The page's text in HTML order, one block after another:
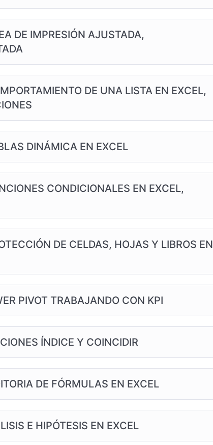
DE IMPRESIÓN AJUSTADA,
DE UNA LISTA EN EXCEL,
DINÁMICA EN EXCEL
CONDICIONALES EN EXCEL,
DE CELDAS, HOJAS Y LIBROS EN
PIVOT TRABAJANDO CON KPI
ÍNDICE Y COINCIDIR
DE FÓRMULAS EN EXCEL
E HIPÓTESIS EN EXCEL